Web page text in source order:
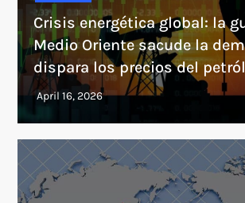
Crisis energética global: la
Medio Oriente sacude la
dispara los precios del